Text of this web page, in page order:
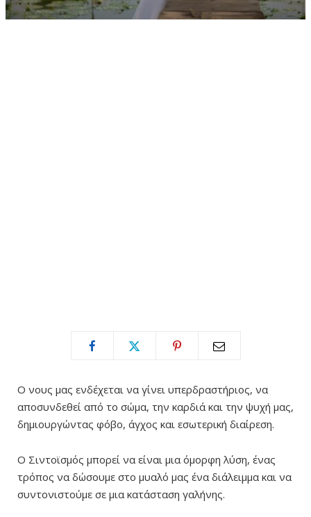
Ο νους μας ενδέχεται να γίνει υπερδραστήριος, να
αποσυνδεθεί από το σώμα, την καρδιά και την ψυχή μας,
δημιουργώντας φόβο, άγχος και εσωτερική διαίρεση.
Ο Σιντοϊσμός μπορεί να είναι μια όμορφη λύση, ένας
τρόπος να δώσουμε στο μυαλό μας ένα διάλειμμα και να
συντονιστούμε σε μια κατάσταση γαλήνης.